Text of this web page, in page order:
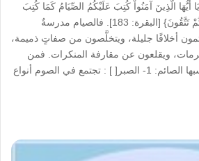
أَيُّهَا الَّذِينَ آمَنُواْ كُتِبَ عَلَيْكُمُ الصِّيَامُ كَمَا كُتِبَ
عَلَى الَّذِينَ مِن قَبْلِكُمْ لَعَلَّكُمْ تَتَّقُونَ} [البقرة: 183]. فالصيام مدرسةٌ
أخلاقًا جليلة، ويتخلَّصون من صفاتٍ ذميمة،
ويقلعون عن مقارفة المنكرات. فمن
الصفات الحميدة التي يكتسبها الصائم: 1- الصبر[ ] : تجتمع في الصوم أنواع